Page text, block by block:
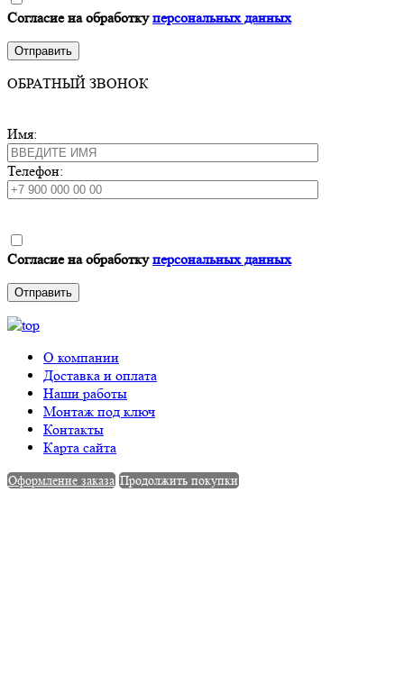
Согласие на обработкуперсональных данных
ОБРАТНЫЙ ЗВОНОК
Имя:
Телефон:
Согласие на обработкуперсональных данных
О компании
Доставка и оплата
Наши работы
Монтаж под ключ
Контакты
Карта сайта
Оформление заказа Продолжить покупки